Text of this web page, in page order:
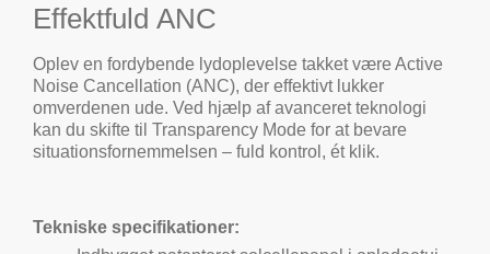
Effektfuld ANC
Oplev en fordybende lydoplevelse takket være Active
Noise Cancellation (ANC), der effektivt lukker
omverdenen ude. Ved hjælp af avanceret teknologi
kan du skifte til Transparency Mode for at bevare
situationsfornemmelsen – fuld kontrol, ét klik.
Tekniske specifikationer: